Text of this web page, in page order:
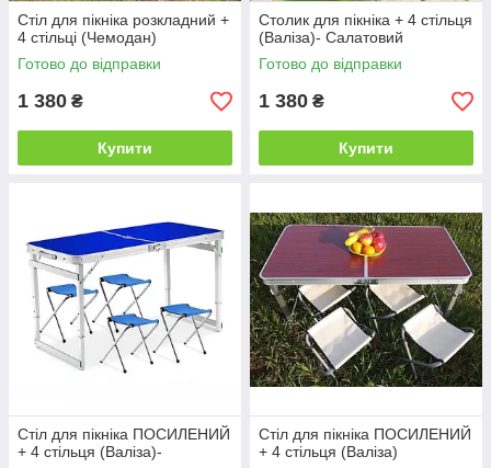
Стіл для пікніка розкладний +
4 стільці (Чемодан)
Готово до відправки
1 380 ₴
Купити
Столик для пікніка + 4 стільця
(Валіза)- Салатовий
Готово до відправки
1 380 ₴
Купити
Стіл для пікніка ПОСИЛЕНИЙ
+ 4 стільця (Валіза)-
Стіл для пікніка ПОСИЛЕНИЙ
+ 4 стільця (Валіза)